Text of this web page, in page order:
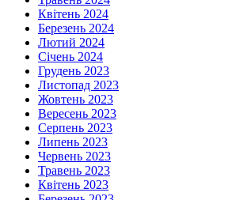
Квітень 2024
Березень 2024
Лютий 2024
Січень 2024
Грудень 2023
Листопад 2023
Жовтень 2023
Вересень 2023
Серпень 2023
Липень 2023
Червень 2023
Травень 2023
Квітень 2023